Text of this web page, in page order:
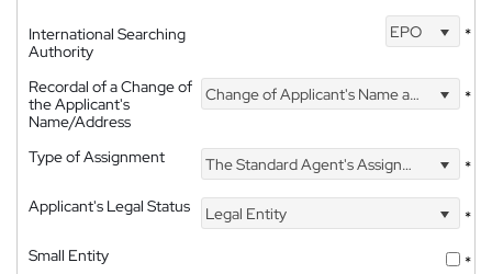
International Searching
Authority
EPO *
Recordal of a Change of
the Applicant's
Name/Address
Change of Applicant's Name and Address *
Type of Assignment The Standard Agent's Assignment
*
Applicant's Legal Status
Legal Entity
*
Small Entity
*